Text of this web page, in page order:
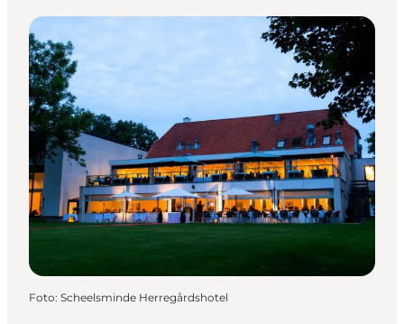
Foto: Scheelsminde Herregårdshotel